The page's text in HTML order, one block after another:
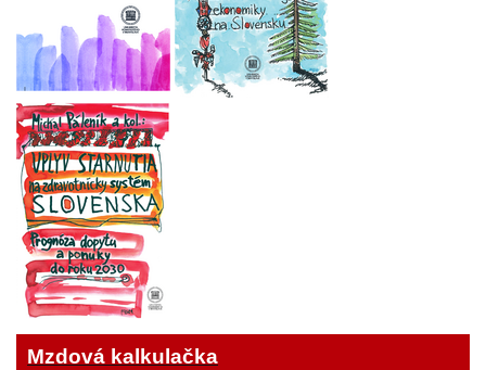
Mzdová kalkulačka